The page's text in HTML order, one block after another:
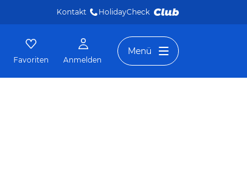
Kontakt HolidayCheck
Favoriten Anmelden
Menü